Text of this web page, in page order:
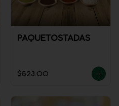
PAQUETOSTADAS
$523.00